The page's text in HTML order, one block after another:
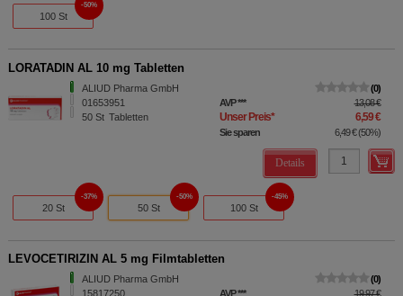
100 St
50%
LORATADIN AL 10 mg Tabletten
ALIUD Pharma GmbH
01653951
50 St Tabletten
0
AVP*** 13,08 €
Unser Preis* 6,59 €
Sie sparen 6,49 €(50%)
Details
20 St
37%
50 St
50%
100 St
45%
LEVOCETIRIZIN AL 5 mg Filmtabletten
ALIUD Pharma GmbH
15817250
0
AVP*** 19,97 €